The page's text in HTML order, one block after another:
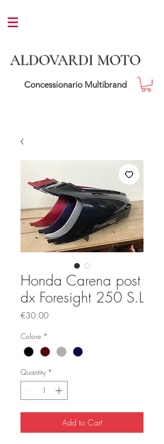
ALDOVARDI MOTO
Concessionario Multibrand
Honda Carena post
dx Foresight 250 S.L
€30.00Price
Colore *
Quantity *
Add to Cart